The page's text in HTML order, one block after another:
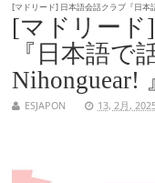
[マドリード] 日本語会話クラブ『日
[マドリード
『日本語で
Nihonguear!
ESJAPON 13, 2月,